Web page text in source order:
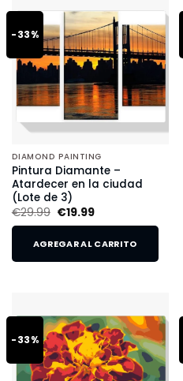
-33%
DIAMOND PAINTING
Pintura Diamante –
Atardecer en la ciudad
(Lote de 3)
€29.99 €19.99
AGREGAR AL CARRITO
-33%